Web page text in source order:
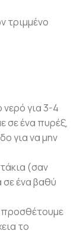
τριμμένο
νερό για 3-4
σε ένα πυρέξ,
για να μην
(σαν
σε ένα βαθύ
προσθέτουμε
το